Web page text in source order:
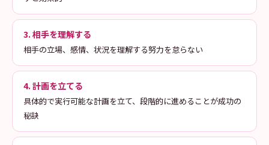
3. 相手を理解する
相手の立場、感情、状況を理解する努力を怠らない
4. 計画を立てる
具体的で実行可能な計画を立て、段階的に進めることが成功の
秘訣